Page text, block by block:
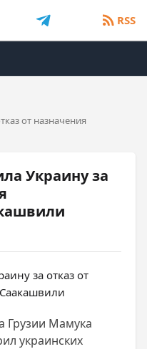
RSS
от назначения
Украину за
Грузии Мамука
украинских